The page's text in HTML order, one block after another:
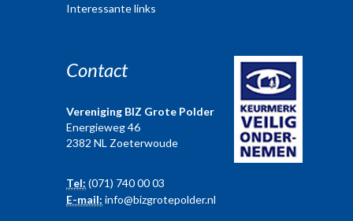
Interessante links
Contact
Vereniging BIZ Grote Polder
Energieweg 46
2382 NL Zoeterwoude
Tel: (071) 740 00 03
E-mail: info@bizgrotepolder.nl